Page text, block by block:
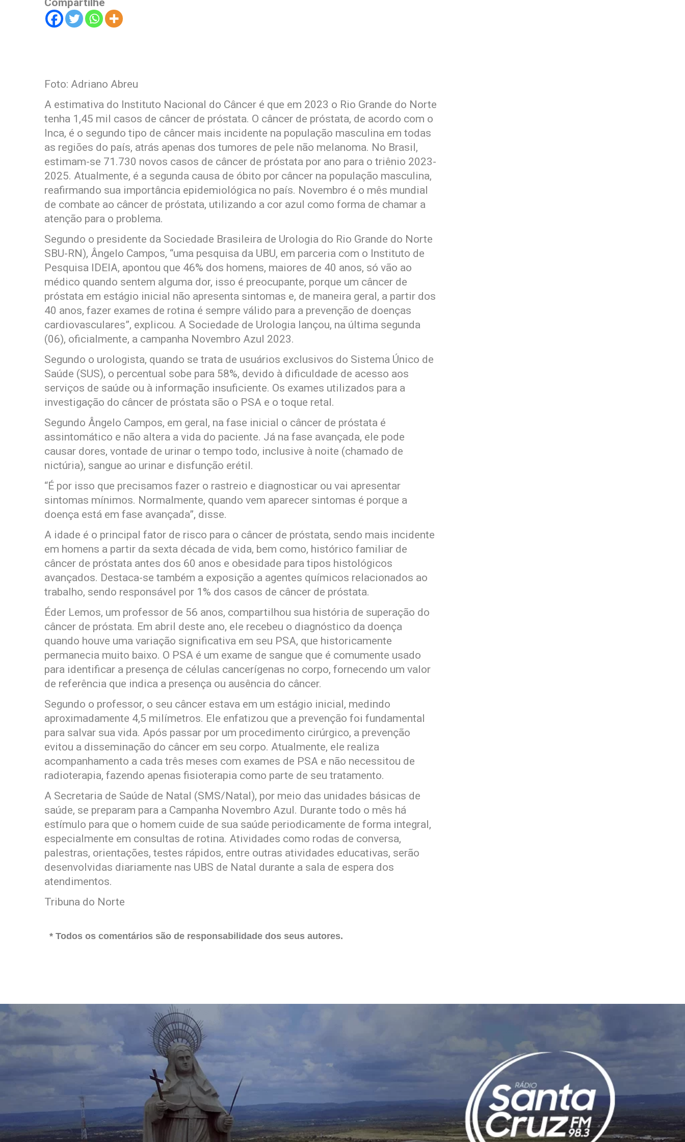
Compartilhe
Foto: Adriano Abreu
A estimativa do Instituto Nacional do Câncer é que em 2023 o Rio Grande do Norte
tenha 1,45 mil casos de câncer de próstata. O câncer de próstata, de acordo com o
Inca, é o segundo tipo de câncer mais incidente na população masculina em todas
as regiões do país, atrás apenas dos tumores de pele não melanoma. No Brasil,
estimam-se 71.730 novos casos de câncer de próstata por ano para o triênio 2023-
2025. Atualmente, é a segunda causa de óbito por câncer na população masculina,
reafirmando sua importância epidemiológica no país. Novembro é o mês mundial
de combate ao câncer de próstata, utilizando a cor azul como forma de chamar a
atenção para o problema.
Segundo o presidente da Sociedade Brasileira de Urologia do Rio Grande do Norte
SBU-RN), Ângelo Campos, “uma pesquisa da UBU, em parceria com o Instituto de
Pesquisa IDEIA, apontou que 46% dos homens, maiores de 40 anos, só vão ao
médico quando sentem alguma dor, isso é preocupante, porque um câncer de
próstata em estágio inicial não apresenta sintomas e, de maneira geral, a partir dos
40 anos, fazer exames de rotina é sempre válido para a prevenção de doenças
cardiovasculares”, explicou. A Sociedade de Urologia lançou, na última segunda
(06), oficialmente, a campanha Novembro Azul 2023.
Segundo o urologista, quando se trata de usuários exclusivos do Sistema Único de
Saúde (SUS), o percentual sobe para 58%, devido à dificuldade de acesso aos
serviços de saúde ou à informação insuficiente. Os exames utilizados para a
investigação do câncer de próstata são o PSA e o toque retal.
Segundo Ângelo Campos, em geral, na fase inicial o câncer de próstata é
assintomático e não altera a vida do paciente. Já na fase avançada, ele pode
causar dores, vontade de urinar o tempo todo, inclusive à noite (chamado de
nictúria), sangue ao urinar e disfunção erétil.
“É por isso que precisamos fazer o rastreio e diagnosticar ou vai apresentar
sintomas mínimos. Normalmente, quando vem aparecer sintomas é porque a
doença está em fase avançada”, disse.
A idade é o principal fator de risco para o câncer de próstata, sendo mais incidente
em homens a partir da sexta década de vida, bem como, histórico familiar de
câncer de próstata antes dos 60 anos e obesidade para tipos histológicos
avançados. Destaca-se também a exposição a agentes químicos relacionados ao
trabalho, sendo responsável por 1% dos casos de câncer de próstata.
Éder Lemos, um professor de 56 anos, compartilhou sua história de superação do
câncer de próstata. Em abril deste ano, ele recebeu o diagnóstico da doença
quando houve uma variação significativa em seu PSA, que historicamente
permanecia muito baixo. O PSA é um exame de sangue que é comumente usado
para identificar a presença de células cancerígenas no corpo, fornecendo um valor
de referência que indica a presença ou ausência do câncer.
Segundo o professor, o seu câncer estava em um estágio inicial, medindo
aproximadamente 4,5 milímetros. Ele enfatizou que a prevenção foi fundamental
para salvar sua vida. Após passar por um procedimento cirúrgico, a prevenção
evitou a disseminação do câncer em seu corpo. Atualmente, ele realiza
acompanhamento a cada três meses com exames de PSA e não necessitou de
radioterapia, fazendo apenas fisioterapia como parte de seu tratamento.
A Secretaria de Saúde de Natal (SMS/Natal), por meio das unidades básicas de
saúde, se preparam para a Campanha Novembro Azul. Durante todo o mês há
estímulo para que o homem cuide de sua saúde periodicamente de forma integral,
especialmente em consultas de rotina. Atividades como rodas de conversa,
palestras, orientações, testes rápidos, entre outras atividades educativas, serão
desenvolvidas diariamente nas UBS de Natal durante a sala de espera dos
atendimentos.
Tribuna do Norte
* Todos os comentários são de responsabilidade dos seus autores.